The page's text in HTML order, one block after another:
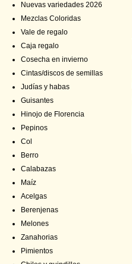
Nuevas variedades 2026
Mezclas Coloridas
Vale de regalo
Caja regalo
Cosecha en invierno
Cintas/discos de semillas
Judías y habas
Guisantes
Hinojo de Florencia
Pepinos
Col
Berro
Calabazas
Maíz
Acelgas
Berenjenas
Melones
Zanahorias
Pimientos